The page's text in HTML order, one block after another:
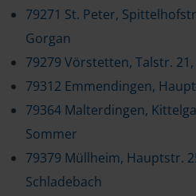
79271 St. Peter,
Gorgan
79279 Vörstetten, Talstr.
79312 Emmendingen,
79364 Malterdingen,
Sommer
79379 Müllheim, Hauptstr.
Schladebach